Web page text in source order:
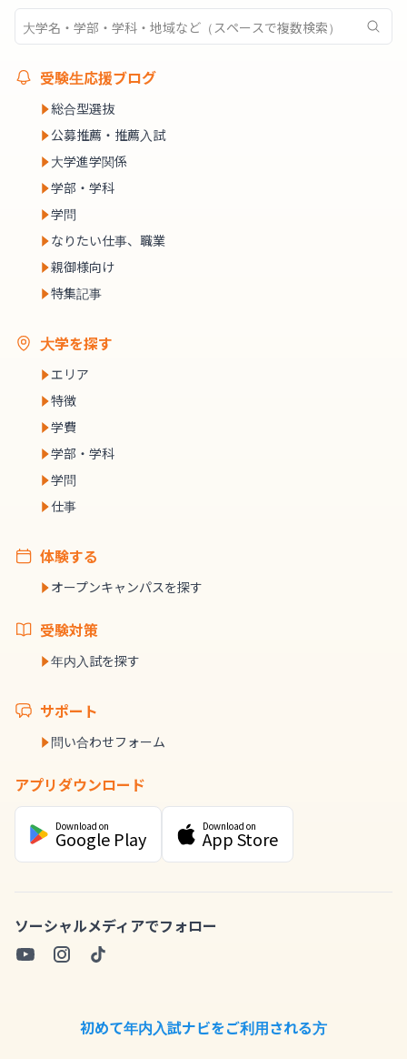
受験生応援ブログ
総合型選抜
公募推薦・推薦入試
大学進学関係
学部・学科
学問
なりたい仕事、職業
親御様向け
特集記事
大学を探す
エリア
特徴
学費
学部・学科
学問
仕事
体験する
オープンキャンパスを探す
受験対策
年内入試を探す
サポート
問い合わせフォーム
アプリダウンロード
Download on
Google Play
Download on
App Store
ソーシャルメディアでフォロー
初めて年内入試ナビをご利用される方